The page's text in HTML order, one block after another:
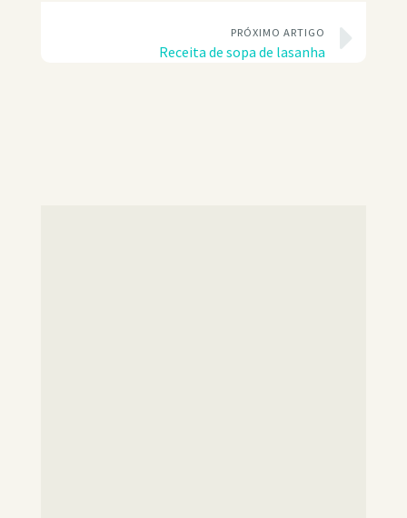
PRÓXIMO ARTIGO
Receita de sopa de lasanha